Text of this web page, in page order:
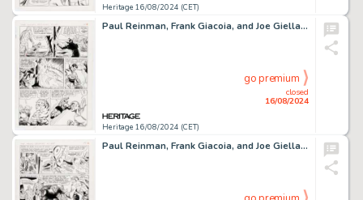
Heritage 16/08/2024 (CET)
Paul Reinman, Frank Giacoia, and Joe Giella The Mighty Crusaders #1 Story Page 6 Original Art (Archie, 1965).
Heritage 16/08/2024 (CET)
closed
16/08/2024
go premium
Paul Reinman, Frank Giacoia, and Joe Giella The Mighty Crusaders #1 Story Page 2 Original Art (Archie, 1965).